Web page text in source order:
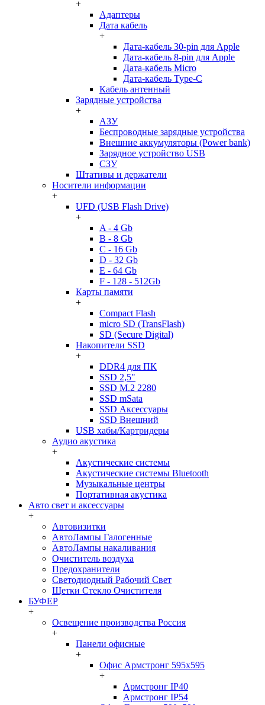
+
Адаптеры
Дата кабель
+
Дата-кабель 30-pin для Apple
Дата-кабель 8-pin для Apple
Дата-кабель Micro
Дата-кабель Type-C
Кабель антенный
Зарядные устройства
+
АЗУ
Беспроводные зарядные устройства
Внешние аккумуляторы (Power bank)
Зарядное устройство USB
СЗУ
Штативы и держатели
Носители информации
+
UFD (USB Flash Drive)
+
A - 4 Gb
B - 8 Gb
C - 16 Gb
D - 32 Gb
E - 64 Gb
F - 128 - 512Gb
Карты памяти
+
Compact Flash
micro SD (TransFlash)
SD (Secure Digital)
Накопители SSD
+
DDR4 для ПК
SSD 2,5"
SSD M.2 2280
SSD mSata
SSD Аксессуары
SSD Внешний
USB хабы/Картридеры
Аудио акустика
+
Акустические системы
Акустические системы Bluetooth
Музыкальные центры
Портативная акустика
Авто свет и аксессуары
+
Автовизитки
АвтоЛампы Галогенные
АвтоЛампы накаливания
Очиститель воздуха
Предохранители
Светодиодный Рабочий Свет
Щетки Стекло Очистителя
БУФЕР
+
Освещение производства Россия
+
Панели офисные
+
Офис Армстронг 595x595
+
Армстронг IP40
Армстронг IP54